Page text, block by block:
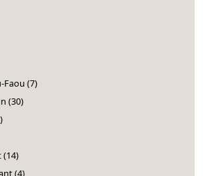
Faou (7)
(30)
(14)
(4)